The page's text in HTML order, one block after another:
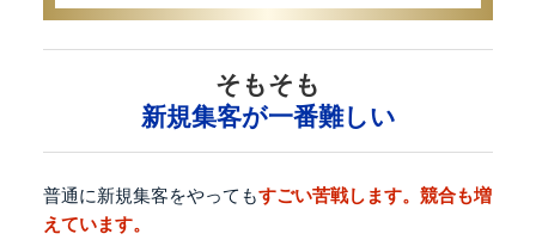
そもそも
新規集客が一番難しい
普通に新規集客をやってもすごい苦戦します。競合も増
えています。